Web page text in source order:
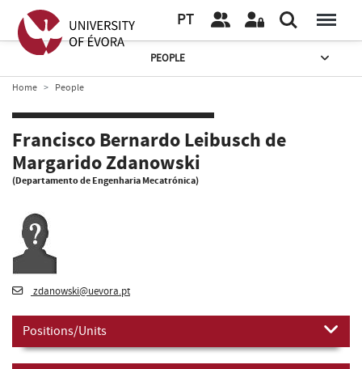
PT
PEOPLE
Home People
Francisco Bernardo Leibusch de
Margarido Zdanowski
(Departamento de Engenharia Mecatrónica)
zdanowski@uevora.pt
Positions/Units